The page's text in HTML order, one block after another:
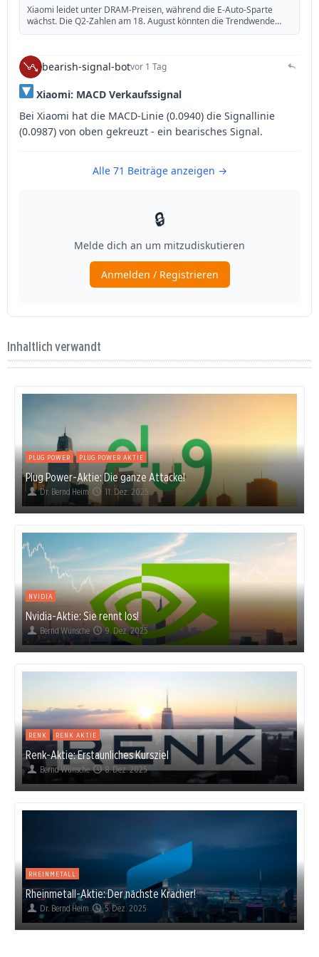
Inhaltlich verwandt
PLUG POWER PLUG POWER AKTIE
Plug Power-Aktie: Die ganze Attacke!
Dr. Bernd Heim 11. Dez. 2025
NVIDIA
Nvidia-Aktie: Sie rennt los!
Bernd Wünsche 9. Dez. 2025
RENK RENK AKTIE
Renk-Aktie: Erstaunliches Kursziel
Bernd Wünsche 8. Dez. 2025
RHEINMETALL
Rheinmetall-Aktie: Der nächste Kracher!
Dr. Bernd Heim 5. Dez. 2025